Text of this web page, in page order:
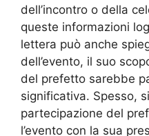
dell’incontro o della
queste informazioni
lettera può anche
dell’evento, il suo
del prefetto sarebbe
significativa. Spesso,
partecipazione del
l’evento con la sua